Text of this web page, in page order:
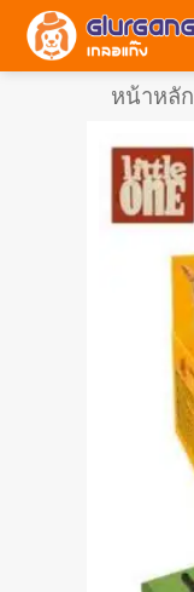
ข้าม
ยัง
หน้าหลัก